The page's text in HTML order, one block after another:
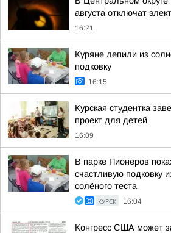
августа отключат
16:21
Куряне лепили из
подковку
16:15
Курская студентка
проект для детей
16:09
В парке Пионеров
счастливую подковку
солёного теста
КУРСК 16:04
Конгресс США может